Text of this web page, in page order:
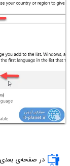
در صفحه‌ی بعدی